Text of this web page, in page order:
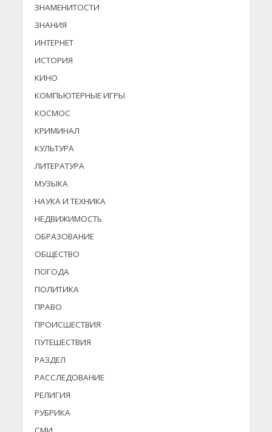
ЗНАМЕНИТОСТИ
ЗНАНИЯ
ИНТЕРНЕТ
ИСТОРИЯ
КИНО
КОМПЬЮТЕРНЫЕ ИГРЫ
КОСМОС
КРИМИНАЛ
КУЛЬТУРА
ЛИТЕРАТУРА
МУЗЫКА
НАУКА И ТЕХНИКА
НЕДВИЖИМОСТЬ
ОБРАЗОВАНИЕ
ОБЩЕСТВО
ПОГОДА
ПОЛИТИКА
ПРАВО
ПРОИСШЕСТВИЯ
ПУТЕШЕСТВИЯ
РАЗДЕЛ
РАССЛЕДОВАНИЕ
РЕЛИГИЯ
РУБРИКА